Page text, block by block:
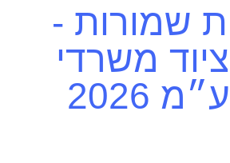
שמורות -
משרדי
2026